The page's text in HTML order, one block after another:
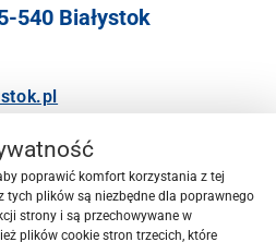
540 Białystok
poprawić komfort korzystania z tej
tych plików są niezbędne dla poprawnego
strony i są przechowywane w
plików cookie stron trzecich, które